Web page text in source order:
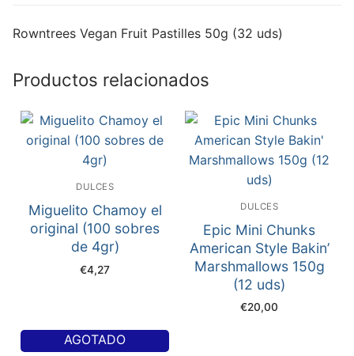
Rowntrees Vegan Fruit Pastilles 50g (32 uds)
Productos relacionados
DULCES
Miguelito Chamoy el
original (100 sobres
de 4gr)
€4,27
AGOTADO
DULCES
Epic Mini Chunks
American Style Bakin’
Marshmallows 150g
(12 uds)
€20,00